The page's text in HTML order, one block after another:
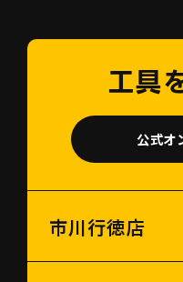
工具
公式オ
市川行徳店